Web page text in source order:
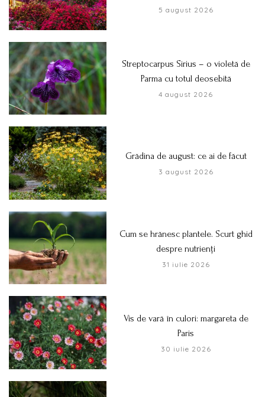
5 august 2026
Streptocarpus Sirius – o violetă de
Parma cu totul deosebită
4 august 2026
Grădina de august: ce ai de făcut
3 august 2026
Cum se hrănesc plantele. Scurt ghid
despre nutrienți
31 iulie 2026
Vis de vară în culori: margareta de
Paris
30 iulie 2026